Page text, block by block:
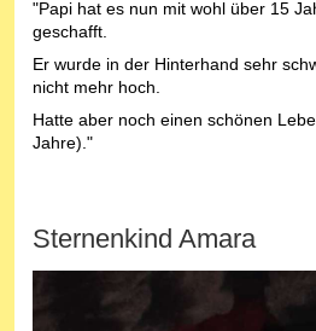
"Papi hat es nun mit wohl über 15
geschafft.
Er wurde in der Hinterhand sehr
nicht mehr hoch.
Hatte aber noch einen schönen
Jahre)."
Sternenkind Amara